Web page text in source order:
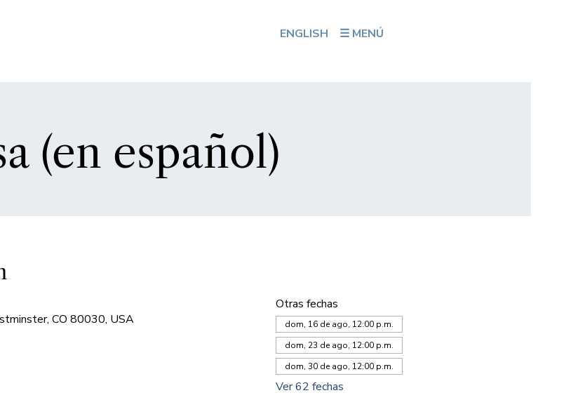
ENGLISH ☰ MENÚ
(en español)
CO 80030, USA
Otras fechas
dom, 16 de ago, 12:00 p.m.
dom, 23 de ago, 12:00 p.m.
dom, 30 de ago, 12:00 p.m.
Ver 62 fechas